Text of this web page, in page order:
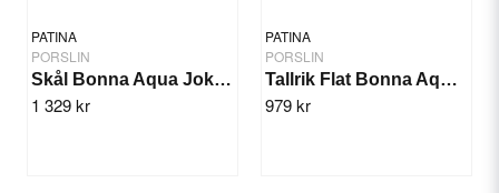
PATINA
PORSLIN
Skål Bonna Aqua Joker 14cm/12st
1 329 kr
PATINA
PORSLIN
Tallrik Flat Bonna Aqua 30cm/6st
979 kr